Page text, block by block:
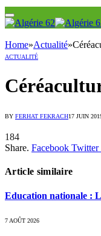
Home»Actualité»
ACTUALITÉ
BY FERHAT FEKRACH17 JUIN
184
Share. Facebook Twitter
Article similaire
Education nationale :
7 AOÛT 2026